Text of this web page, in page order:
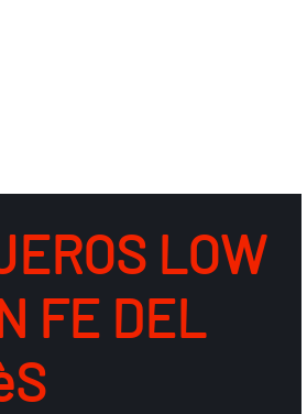
LOW
FE DEL